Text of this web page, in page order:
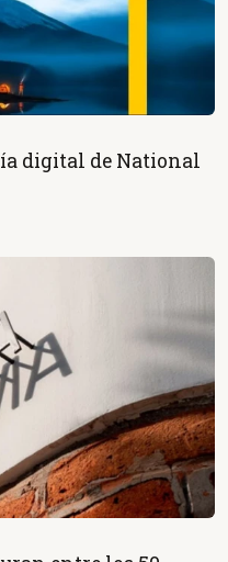
digital de National